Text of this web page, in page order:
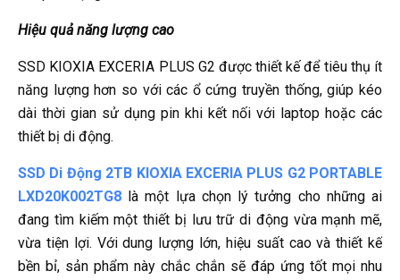
Hiệu quả năng lượng cao
SSD KIOXIA EXCERIA PLUS G2 được thiết kế để tiêu thụ ít
năng lượng hơn so với các ổ cứng truyền thống, giúp kéo
dài thời gian sử dụng pin khi kết nối với laptop hoặc các
thiết bị di động.
SSD Di Động 2TB KIOXIA EXCERIA PLUS G2 PORTABLE
LXD20K002TG8 là một lựa chọn lý tưởng cho những ai
đang tìm kiếm một thiết bị lưu trữ di động vừa mạnh mẽ,
vừa tiện lợi. Với dung lượng lớn, hiệu suất cao và thiết kế
bền bỉ, sản phẩm này chắc chắn sẽ đáp ứng tốt mọi nhu